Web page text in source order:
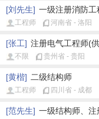
[刘先生] 一级注册消防工
工程师
河南省 - 洛阳
[张工] 注册电气工程师(
不限
贵州省 - 贵阳
[黄楷] 二级结构师
工程师
四川省 - 成都
[范先生] 一级结构师、